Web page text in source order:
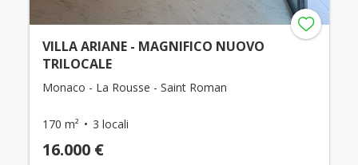
VILLA ARIANE - MAGNIFICO NUOVO
TRILOCALE
Monaco - La Rousse - Saint Roman
170 m² 3 locali
16.000 €